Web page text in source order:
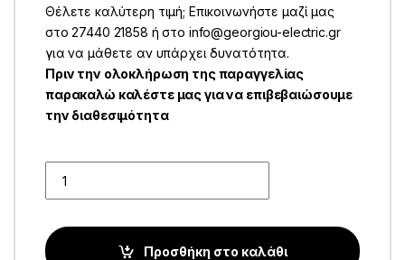
Θέλετε καλύτερη τιμή; Επικοινωνήστε μαζί μας
στο 27440 21858 ή στο info@georgiou-electric.gr
για να μάθετε αν υπάρχει δυνατότητα.
Πριν την ολοκλήρωση της παραγγελίας
παρακαλώ καλέστε μας για να επιβεβαιώσουμε
την διαθεσιμότητα
Προσθήκη στο καλάθι